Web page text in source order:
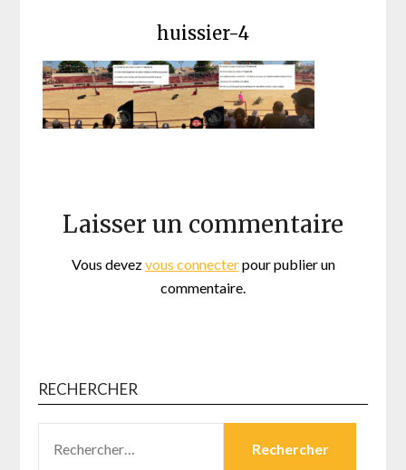
huissier-4
Laisser un commentaire
Vous devezvous connecterpour publier un
commentaire.
RECHERCHER